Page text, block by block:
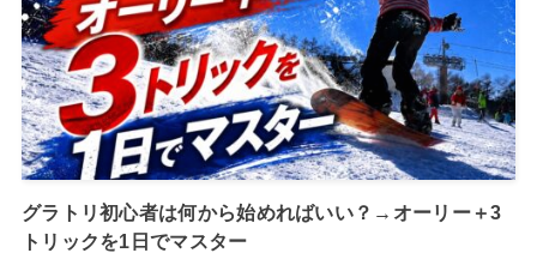
グラトリ初心者は何から始めればいい？→オーリー＋3
トリックを1日でマスター